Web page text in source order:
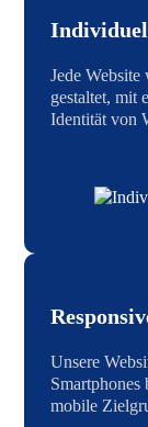
Jede
gestaltet, mit
Identität von
Unsere
mobile